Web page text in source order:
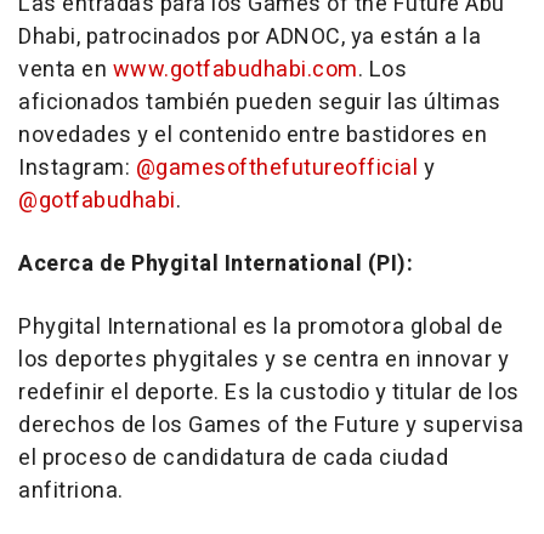
Dhabi, patrocinados por ADNOC, ya están a la
venta en www.gotfabudhabi.com. Los
aficionados también pueden seguir las últimas
novedades y el contenido entre bastidores en
Instagram: @gamesofthefutureofficial y
@gotfabudhabi.
Acerca de Phygital International (PI):
Phygital International es la promotora global de
los deportes phygitales y se centra en innovar y
redefinir el deporte. Es la custodio y titular de los
derechos de los Games of the Future y supervisa
el proceso de candidatura de cada ciudad
anfitriona.